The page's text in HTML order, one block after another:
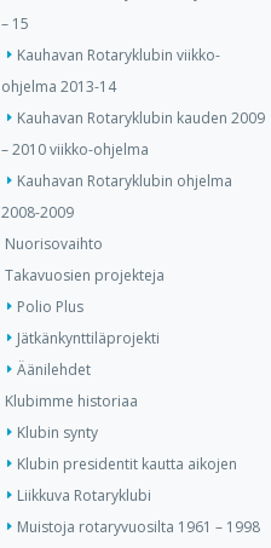
– 15
Kauhavan Rotaryklubin viikko-
ohjelma 2013-14
Kauhavan Rotaryklubin kauden 2009
– 2010 viikko-ohjelma
Kauhavan Rotaryklubin ohjelma
2008-2009
Nuorisovaihto
Takavuosien projekteja
Polio Plus
Jätkänkynttiläprojekti
Äänilehdet
Klubimme historiaa
Klubin synty
Klubin presidentit kautta aikojen
Liikkuva Rotaryklubi
Muistoja rotaryvuosilta 1961 – 1998